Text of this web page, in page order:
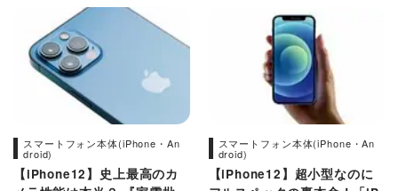
スマートフォン本体(iPhone・An
droid)
【iPhone12】史上最高のカ
スマートフォン本体(iPhone・An
droid)
【iPhone12】超小型なのに